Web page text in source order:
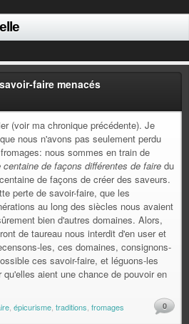
faire menacés
(voir ma chronique précédente). Je
nous n'avons pas seulement perdu
nous sommes en train de
centaine de façons différentes de faire du
de façons de créer des saveurs.
perte de savoir-faire, que les
au long des siècles nous avaient
bien d'autres domaines. Alors,
de taureau nous interdit d'en user et
les, ces domaines, consignons-
ces savoir-faire, et léguons-les
aient une chance de pouvoir en
épicurisme traditions fromages 0